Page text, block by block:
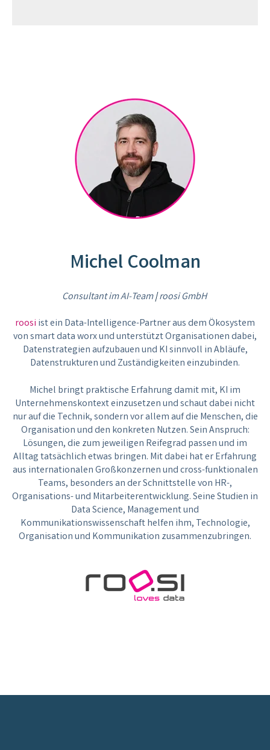
Michel Coolman
Consultantim AI-Team|roosi GmbH
roosi ist ein Data-Intelligence-Partner aus dem Ökosystem
von smart data worx und unterstützt Organisationen dabei,
Datenstrategien aufzubauen und KI sinnvoll in Abläufe,
Datenstrukturen und Zuständigkeiten einzubinden.
Michel bringt praktische Erfahrung damit mit, KI im
Unternehmenskontext einzusetzen und schaut dabei nicht
nur auf die Technik, sondern vor allem auf die Menschen, die
Organisation und den konkreten Nutzen. Sein Anspruch:
Lösungen, die zum jeweiligen Reifegrad passen und im
Alltag tatsächlich etwas bringen. Mit dabei hat er Erfahrung
aus internationalen Großkonzernen und cross-funktionalen
Teams, besonders an der Schnittstelle von HR-,
Organisations- und Mitarbeiterentwicklung. Seine Studien in
Data Science, Management und
Kommunikationswissenschaft helfen ihm, Technologie,
Organisation und Kommunikation zusammenzubringen.